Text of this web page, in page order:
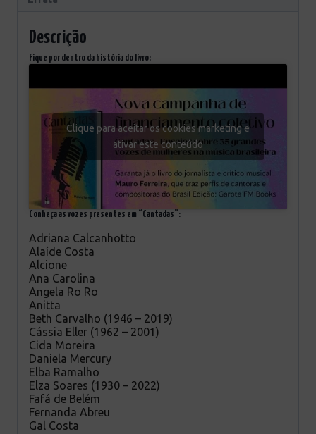
Descrição
Fique por dentro da história do livro:
Clique para aceitar os cookies marketing e
ativar este conteúdo
Conheça as vozes presentes em “Cantadas”:
Adriana Calcanhotto
Alaíde Costa
Alcione
Ana Carolina
Angela Ro Ro
Anitta
Beth Carvalho (1946 – 2019)
Cássia Eller (1962 – 2001)
Cida Moreira
Daniela Mercury
Elba Ramalho
Elza Soares (1930 – 2022)
Fafá de Belém
Fernanda Abreu
Gal Costa